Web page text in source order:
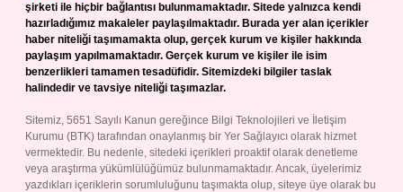
şirketi ile hiçbir bağlantısı bulunmamaktadır. Sitede yalnızca kendi
hazırladığımız makaleler paylaşılmaktadır. Burada yer alan içerikler
haber niteliği taşımamakta olup, gerçek kurum ve kişiler hakkında
paylaşım yapılmamaktadır. Gerçek kurum ve kişiler ile isim
benzerlikleri tamamen tesadüfidir. Sitemizdeki bilgiler taslak
halindedir ve tavsiye niteliği taşımazlar.
Sitemiz, 5651 Sayılı Kanun gereğince Bilgi Teknolojileri ve İletişim
Kurumu (BTK) tarafından onaylanmış bir Yer Sağlayıcı olarak hizmet
vermektedir. Bu nedenle, sitedeki içerikleri proaktif olarak denetleme
veya araştırma yükümlülüğümüz bulunmamaktadır. Ancak, üyelerimiz
yazdıkları içeriklerin sorumluluğunu taşımakta olup, siteye üye olarak bu